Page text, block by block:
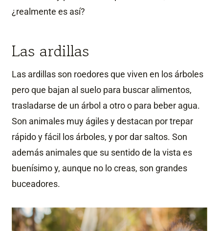
¿realmente es así?
Las ardillas
Las ardillas son roedores que viven en los árboles
pero que bajan al suelo para buscar alimentos,
trasladarse de un árbol a otro o para beber agua.
Son animales muy ágiles y destacan por trepar
rápido y fácil los árboles, y por dar saltos. Son
además animales que su sentido de la vista es
buenísimo y, aunque no lo creas, son grandes
buceadores.